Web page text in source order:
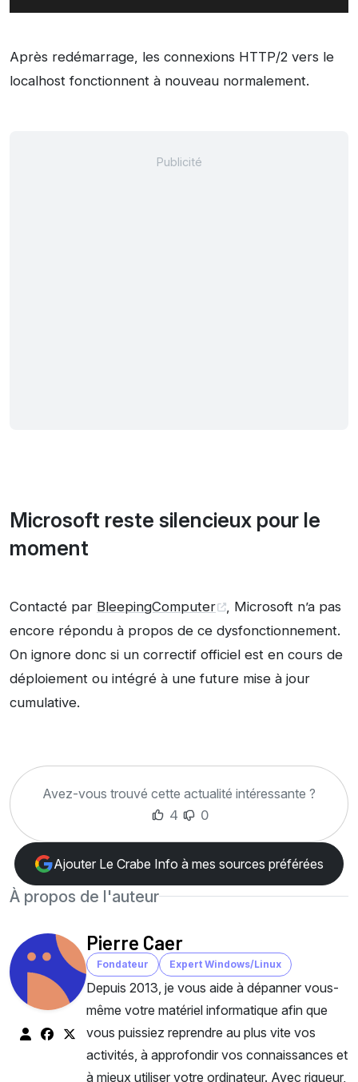
Après redémarrage, les connexions HTTP/2 vers le
localhost fonctionnent à nouveau normalement.
Microsoft reste silencieux pour le
moment
Contacté par BleepingComputer
, Microsoft n’a pas
encore répondu à propos de ce dysfonctionnement.
On ignore donc si un correctif officiel est en cours de
déploiement ou intégré à une future mise à jour
cumulative.
Avez-vous trouvé cette actualité intéressante ?
4
0
Ajouter Le Crabe Info à mes sources préférées
À propos de l'auteur
Pierre Caer
Fondateur Expert Windows/Linux
Depuis 2013, je vous aide à dépanner vous-
même votre matériel informatique afin que
vous puissiez reprendre au plus vite vos
activités, à approfondir vos connaissances et
à mieux utiliser votre ordinateur. Avec rigueur,